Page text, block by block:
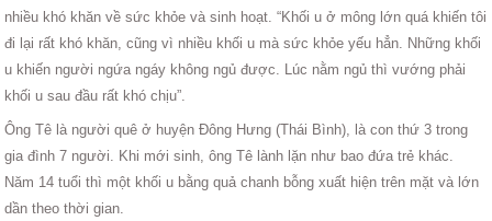
nhiều khó khăn về sức khỏe và sinh hoạt. “Khối u ở mông lớn quá khiến tôi
đi lại rất khó khăn, cũng vì nhiều khối u mà sức khỏe yếu hẳn. Những khối
u khiến người ngứa ngáy không ngủ được. Lúc nằm ngủ thì vướng phải
khối u sau đầu rất khó chịu”.
Ông Tê là người quê ở huyện Đông Hưng (Thái Bình), là con thứ 3 trong
gia đình 7 người. Khi mới sinh, ông Tê lành lặn như bao đứa trẻ khác.
Năm 14 tuổi thì một khối u bằng quả chanh bỗng xuất hiện trên mặt và lớn
dần theo thời gian.